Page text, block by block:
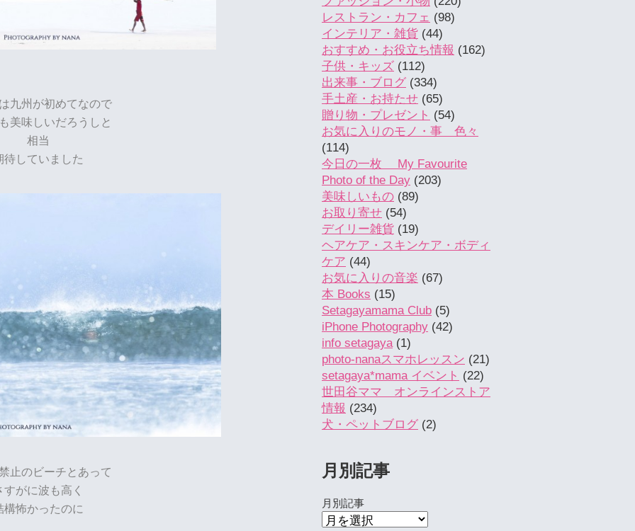
九州が初めてなので
美味しいだろうしと
相当
待していました
止のビーチとあって
すがに波も高く
構怖かったのに
レストラン・カフェ (98)
インテリア・雑貨 (44)
おすすめ・お役立ち情報 (162)
子供・キッズ (112)
出来事・ブログ (334)
手土産・お持たせ (65)
贈り物・プレゼント (54)
お気に入りのモノ・事 色々
(114)
今日の一枚 My Favourite
Photo of the Day (203)
美味しいもの (89)
お取り寄せ (54)
デイリー雑貨 (19)
ヘアケア・スキンケア・ボディ
ケア (44)
お気に入りの音楽 (67)
本 Books (15)
Setagayamama Club (5)
iPhone Photography (42)
info setagaya(1)
photo-nanaスマホレッスン (21)
setagaya*mama イベント (22)
世田谷ママ オンラインストア
情報 (234)
犬・ペットブログ (2)
月別記事
月別記事